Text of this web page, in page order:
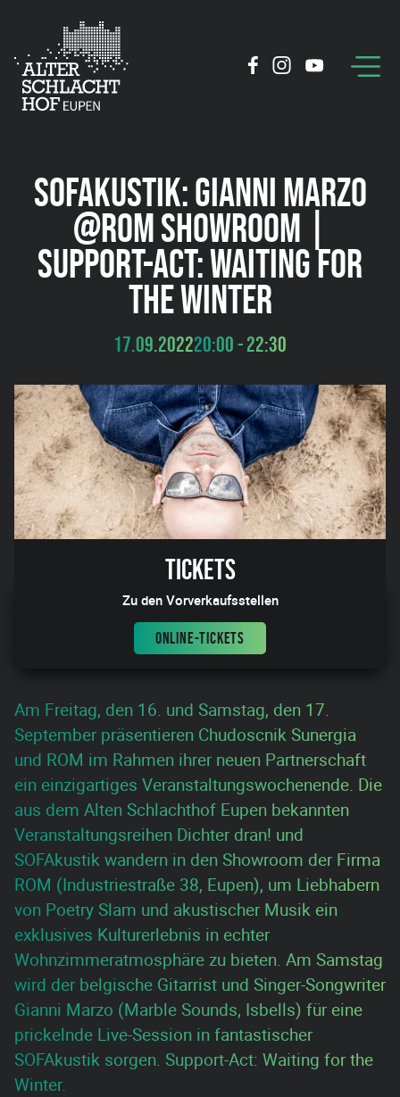
SOFAKUSTIK: GIANNI MARZO
@ROM SHOWROOM |
SUPPORT-ACT: WAITING FOR
THE WINTER
17.09.202220:00 - 22:30
Tickets
Zu den Vorverkaufsstellen
ONLINE-TICKETS
Am Freitag, den 16. und Samstag, den 17.
September präsentieren Chudoscnik Sunergia
und ROM im Rahmen ihrer neuen Partnerschaft
ein einzigartiges Veranstaltungswochenende. Die
aus dem Alten Schlachthof Eupen bekannten
Veranstaltungsreihen Dichter dran! und
SOFAkustik wandern in den Showroom der Firma
ROM (Industriestraße 38, Eupen), um Liebhabern
von Poetry Slam und akustischer Musik ein
exklusives Kulturerlebnis in echter
Wohnzimmeratmosphäre zu bieten. Am Samstag
wird der belgische Gitarrist und Singer-Songwriter
Gianni Marzo (Marble Sounds, Isbells) für eine
prickelnde Live-Session in fantastischer
SOFAkustik sorgen. Support-Act: Waiting for the
Winter.